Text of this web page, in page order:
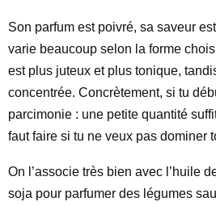
Son parfum est poivré, sa saveur
varie beaucoup selon la forme
est plus juteux et plus tonique,
concentrée. Concrètement, si tu
parcimonie : une petite quantité
faut faire si tu ne veux pas dominer
On l’associe très bien avec l’huile
soja pour parfumer des légumes